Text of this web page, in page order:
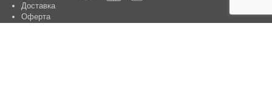
Доставка
Оферта